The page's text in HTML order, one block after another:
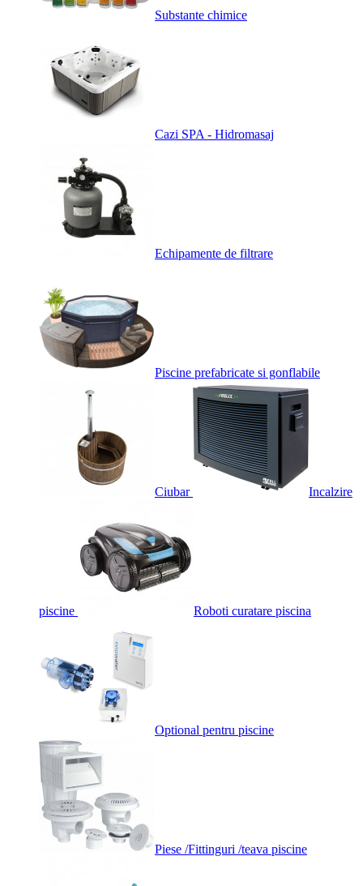
Substante chimice
Cazi SPA - Hidromasaj
Echipamente de filtrare
Piscine prefabricate si gonflabile
Ciubar Incalzire
piscine Roboti curatare piscina
Optional pentru piscine
Piese /Fittinguri /teava piscine